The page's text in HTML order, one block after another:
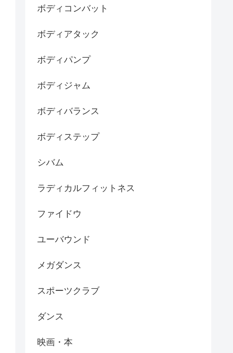
ボディコンバット
ボディアタック
ボディパンプ
ボディジャム
ボディバランス
ボディステップ
シバム
ラディカルフィットネス
ファイドウ
ユーバウンド
メガダンス
スポーツクラブ
ダンス
映画・本